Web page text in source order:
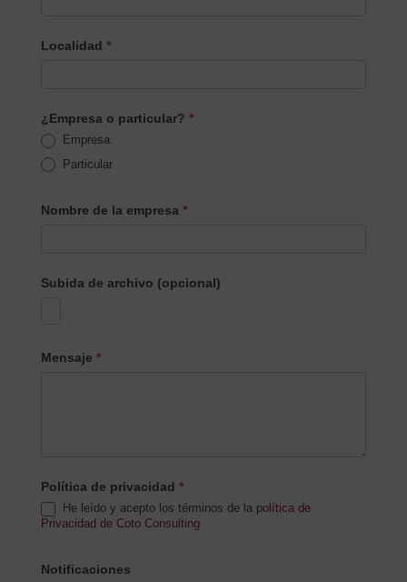
Localidad *
¿Empresa o particular? *
Empresa
Particular
Nombre de la empresa *
Subida de archivo (opcional)
Mensaje *
Política de privacidad *
He leído y acepto los términos de la política de
Privacidad de Coto Consulting
Notificaciones